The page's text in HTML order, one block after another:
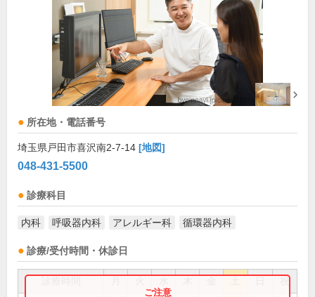
所在地・電話番号
埼玉県戸田市喜沢南2-7-14 [地図]
048-431-5500
診療科目
内科 呼吸器内科 アレルギー科 循環器内科
診療/受付時間・休診日
祝